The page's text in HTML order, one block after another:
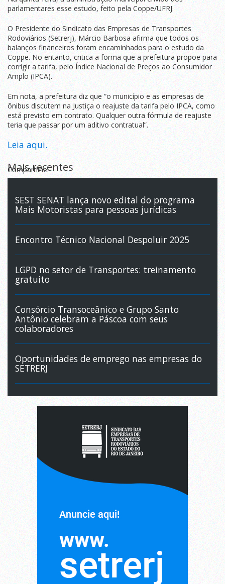
parlamentares esse estudo, feito pela Coppe/UFRJ.
O Presidente do Sindicato das Empresas de Transportes
Rodoviários (Setrerj), Márcio Barbosa afirma que todos os
balanços financeiros foram encaminhados para o estudo da
Coppe. No entanto, critica a forma que a prefeitura propõe para
corrigir a tarifa, pelo Índice Nacional de Preços ao Consumidor
Amplo (IPCA).
Em nota, a prefeitura diz que “o município e as empresas de
ônibus discutem na Justiça o reajuste da tarifa pelo IPCA, como
está previsto em contrato. Qualquer outra fórmula de reajuste
teria que passar por um aditivo contratual”.
Leia aqui.
Compartilhe:
Mais recentes
SEST SENAT lança novo edital do programa
Mais Motoristas para pessoas jurídicas
Encontro Técnico Nacional Despoluir 2025
LGPD no setor de Transportes: treinamento
gratuito
Consórcio Transoceânico e Grupo Santo
Antônio celebram a Páscoa com seus
colaboradores
Oportunidades de emprego nas empresas do
SETRERJ